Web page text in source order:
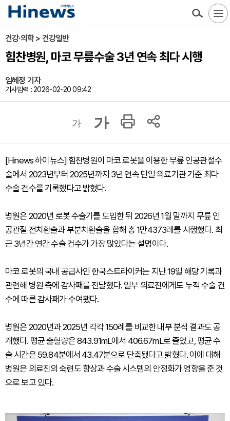
건강·의학 > 건강일반
힘찬병원, 마코 무릎수술 3년 연속 최다 시행
임혜정 기자
기사입력 : 2026-02-20 09:42
가 가
[Hinews 하이뉴스] 힘찬병원이 마코 로봇을 이용한 무릎 인공관절수
술에서 2023년부터 2025년까지 3년 연속 단일 의료기관 기준 최다
수술 건수를 기록했다고 밝혔다.
병원은 2020년 로봇 수술기를 도입한 뒤 2026년 1월 말까지 무릎 인
공관절 전치환술과 부분치환술을 합해 총 1만4373례를 시행했다. 최
근 3년간 연간 수술 건수가 가장 많았다는 설명이다.
마코 로봇의 국내 공급사인 한국스트라이커는 지난 19일 해당 기록과
관련해 병원 측에 감사패를 전달했다. 일부 의료진에게도 누적 수술 건
수에 따른 감사패가 수여됐다.
병원은 2020년과 2025년 각각 150례를 비교한 내부 분석 결과도 공
개했다. 평균 출혈량은 843.91mL에서 406.67mL로 줄었고, 평균 수
술 시간은 59.84분에서 43.47분으로 단축됐다고 밝혔다. 이에 대해
병원은 의료진의 숙련도 향상과 수술 시스템의 안정화가 영향을 준 것
으로 보고 있다.